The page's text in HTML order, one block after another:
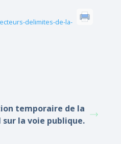
delimites-de-la-
temporaire de la
sur la voie publique.